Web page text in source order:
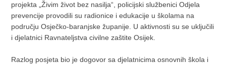
projekta „Živim život bez nasilja“, policijski službenici Odjela
prevencije provodili su radionice i edukacije u školama na
području Osječko-baranjske županije. U aktivnosti su se uključili
i djelatnici Ravnateljstva civilne zaštite Osijek.
Razlog posjeta bio je dogovor sa djelatnicima osnovnih škola i